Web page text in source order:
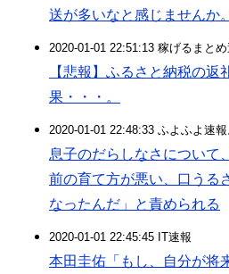
送が多いなと感じませんか
2020-01-01 22:51:13 稼げるまと
【悲報】ふるさと納税の
果・・・。
2020-01-01 22:48:33 ふよふよ速報
息子のだらしなさについて
前の育て方が悪い、口うる
なったんだ」と責められる
2020-01-01 22:45:45 IT速報
本田圭佑「もし、自分が将